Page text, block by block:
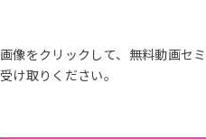
画像をクリックして、無料動画セ
受け取りください。